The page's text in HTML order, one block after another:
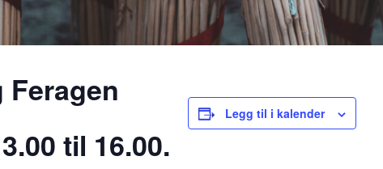
til 16.00.
Legg til i kalender